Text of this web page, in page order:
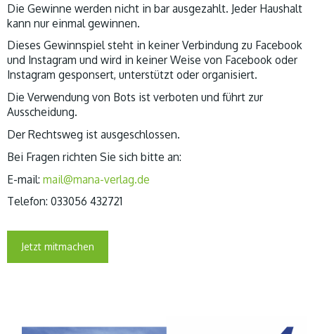
Die Gewinne werden nicht in bar ausgezahlt. Jeder Haushalt
kann nur einmal gewinnen.
Dieses Gewinnspiel steht in keiner Verbindung zu Facebook
und Instagram und wird in keiner Weise von Facebook oder
Instagram gesponsert, unterstützt oder organisiert.
Die Verwendung von Bots ist verboten und führt zur
Ausscheidung.
Der Rechtsweg ist ausgeschlossen.
Bei Fragen richten Sie sich bitte an:
E-mail: mail@mana-verlag.de
Telefon: 033056 432721
Jetzt mitmachen